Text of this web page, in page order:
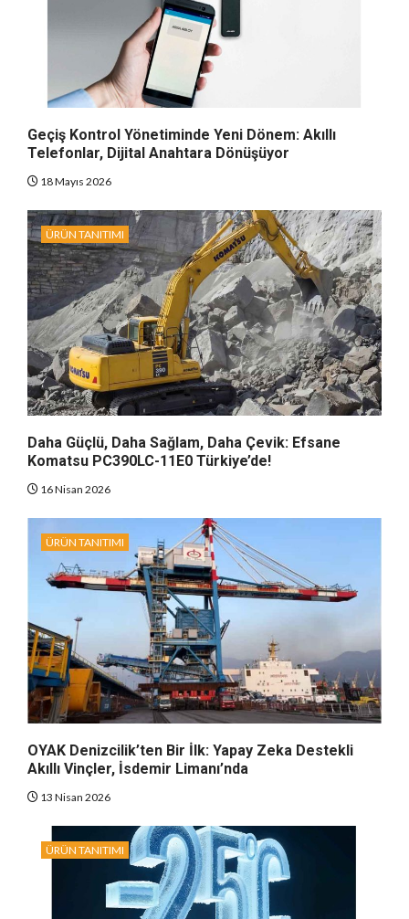
Geçiş Kontrol Yönetiminde Yeni Dönem: Akıllı
Telefonlar, Dijital Anahtara Dönüşüyor
18 Mayıs 2026
ÜRÜN TANITIMI
Daha Güçlü, Daha Sağlam, Daha Çevik: Efsane
Komatsu PC390LC-11E0 Türkiye’de!
16 Nisan 2026
ÜRÜN TANITIMI
OYAK Denizcilik’ten Bir İlk: Yapay Zeka Destekli
Akıllı Vinçler, İsdemir Limanı’nda
13 Nisan 2026
ÜRÜN TANITIMI